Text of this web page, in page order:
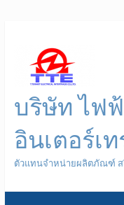
บริษัท ไฟ
อินเตอร์เ
ตัวแทนจำหน่ายผลิตภัณฑ์